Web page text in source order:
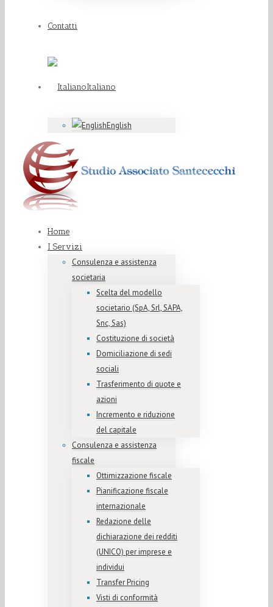
Contatti
Italiano
English
Home
I Servizi
Consulenza e assistenza
societaria
Scelta del modello
societario (SpA, Srl, SAPA,
Snc, Sas)
Costituzione di società
Domiciliazione di sedi
sociali
Trasferimento di quote e
azioni
Incremento e riduzione
del capitale
Consulenza e assistenza
fiscale
Ottimizzazione fiscale
Pianificazione fiscale
internazionale
Redazione delle
dichiarazione dei redditi
(UNICO) per imprese e
individui
Transfer Pricing
Visti di conformità